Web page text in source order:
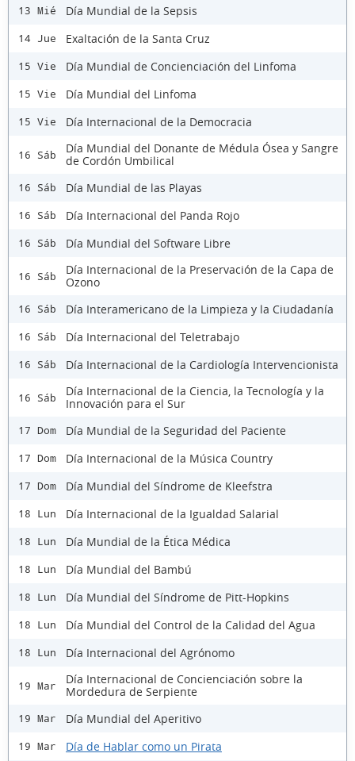
13 Mié Día Mundial de la Sepsis
14 Jue Exaltación de la Santa Cruz
15 Vie Día Mundial de Concienciación del Linfoma
15 Vie Día Mundial del Linfoma
15 Vie Día Internacional de la Democracia
16 Sáb
Día Mundial del Donante de Médula Ósea y Sangre
de Cordón Umbilical
16 Sáb Día Mundial de las Playas
16 Sáb Día Internacional del Panda Rojo
16 Sáb Día Mundial del Software Libre
16 Sáb
Día Internacional de la Preservación de la Capa de
Ozono
16 Sáb Día Interamericano de la Limpieza y la Ciudadanía
16 Sáb Día Internacional del Teletrabajo
16 Sáb Día Internacional de la Cardiología Intervencionista
16 Sáb
Día Internacional de la Ciencia, la Tecnología y la
Innovación para el Sur
17 Dom Día Mundial de la Seguridad del Paciente
17 Dom Día Internacional de la Música Country
17 Dom Día Mundial del Síndrome de Kleefstra
18 Lun Día Internacional de la Igualdad Salarial
18 Lun Día Mundial de la Ética Médica
18 Lun Día Mundial del Bambú
18 Lun Día Mundial del Síndrome de Pitt-Hopkins
18 Lun Día Mundial del Control de la Calidad del Agua
18 Lun Día Internacional del Agrónomo
19 Mar
Día Internacional de Concienciación sobre la
Mordedura de Serpiente
19 Mar Día Mundial del Aperitivo
19 Mar Día de Hablar como un Pirata